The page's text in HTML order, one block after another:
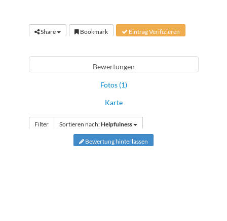
Share Bookmark Eintrag Verifizieren
Bewertungen
Fotos (1)
Karte
Filter Sortieren nach:Helpfulness
Bewertung hinterlassen